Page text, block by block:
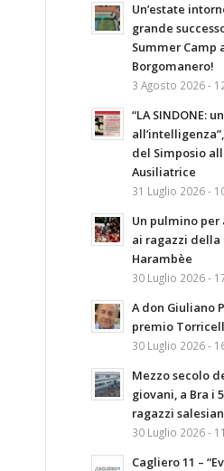
Un’estate
grande
Summer Camp
Borgomanero!
3 Agosto 2026 -
“LA SINDONE:
del Simposio
Ausiliatrice
31 Luglio 2026 -
Un pulmino
ai ragazzi della
Harambèe
30 Luglio 2026 -
A don Giuliano
premio
30 Luglio 2026 -
Mezzo secolo
giovani, a Bra i
ragazzi
30 Luglio 2026 -
Cagliero 11 –